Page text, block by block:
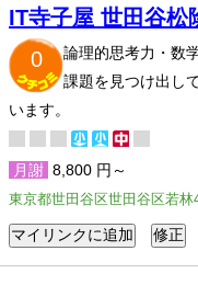
IT寺子屋 世田谷松
0
論理的思考力・数
課題を見つけ出し
います。
月謝 8,800 円～
東京都世田谷区世田谷区若林